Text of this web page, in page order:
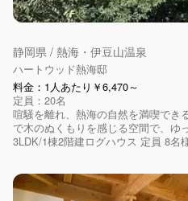
静岡県 / 熱海・伊豆山温泉
ハートウッド熱海邸
料金：1人あたり￥6,470～
定員：20名
喧騒を離れ、熱海の自然を満喫でき
で木のぬくもりを感じる空間で、ゆ
3LDK/1棟2階建ログハウス 定員 8名